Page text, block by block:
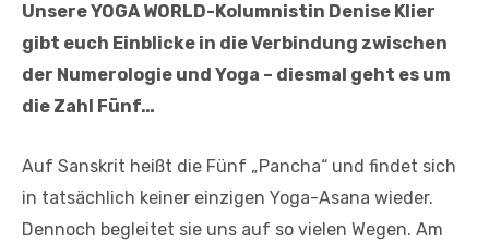
Unsere YOGA WORLD-Kolumnistin Denise Klier
gibt euch Einblicke in die Verbindung zwischen
der Numerologie und Yoga – diesmal geht es um
die Zahl Fünf…
Auf Sanskrit heißt die Fünf „Pancha“ und findet sich
in tatsächlich keiner einzigen Yoga-Asana wieder.
Dennoch begleitet sie uns auf so vielen Wegen. Am